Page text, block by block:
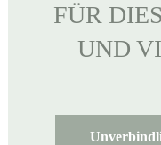
FÜR
UND